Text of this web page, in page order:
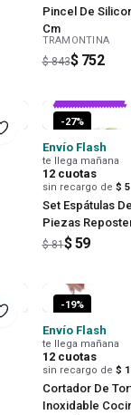
Pincel De
Cm
TRAMONTINA
$ 843$ 752
-27%
Envío Flash
te llega mañana
12cuotas
sin recargo de $ 5
Set Espátulas
Piezas
$ 81$ 59
-19%
Envío Flash
te llega mañana
12cuotas
sin recargo de $
Cortador De
Inoxidable